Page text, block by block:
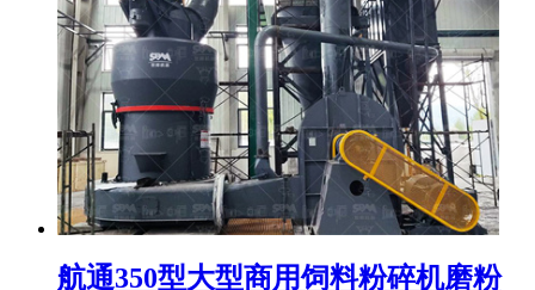
航通350型大型商用饲料粉碎机磨粉